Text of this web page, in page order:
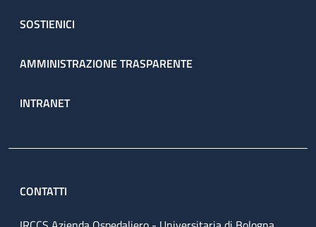
SOSTIENICI
AMMINISTRAZIONE TRASPARENTE
INTRANET
CONTATTI